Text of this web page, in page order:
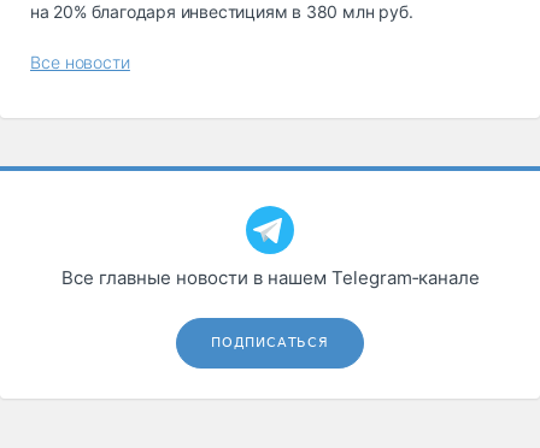
на 20% благодаря инвестициям в 380 млн руб.
Все новости
Все главные новости в нашем Telegram‑канале
ПОДПИСАТЬСЯ